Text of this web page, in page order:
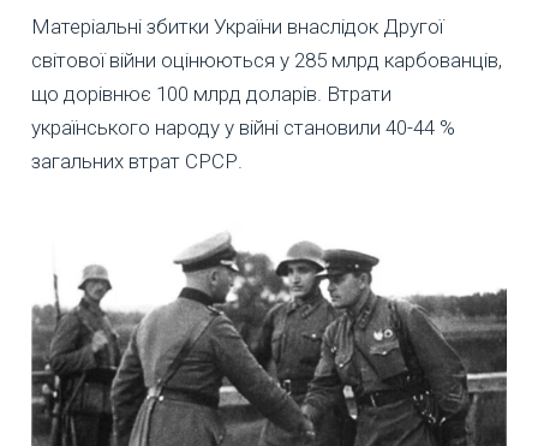
Матеріальні збитки України внаслідок Другої
світової війни оцінюються у 285 млрд карбованців,
що дорівнює 100 млрд доларів. Втрати
українського народу у війні становили 40-44 %
загальних втрат СРСР.